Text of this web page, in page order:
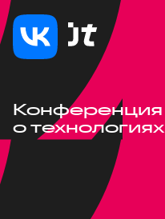
Конференция
о технологиях